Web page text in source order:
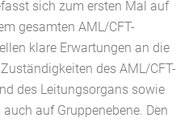
sich zum ersten Mal auf
gesamten AML/CFT-
klare Erwartungen an die
des AML/CFT-
des Leitungsorgans sowie
auf Gruppenebene. Den